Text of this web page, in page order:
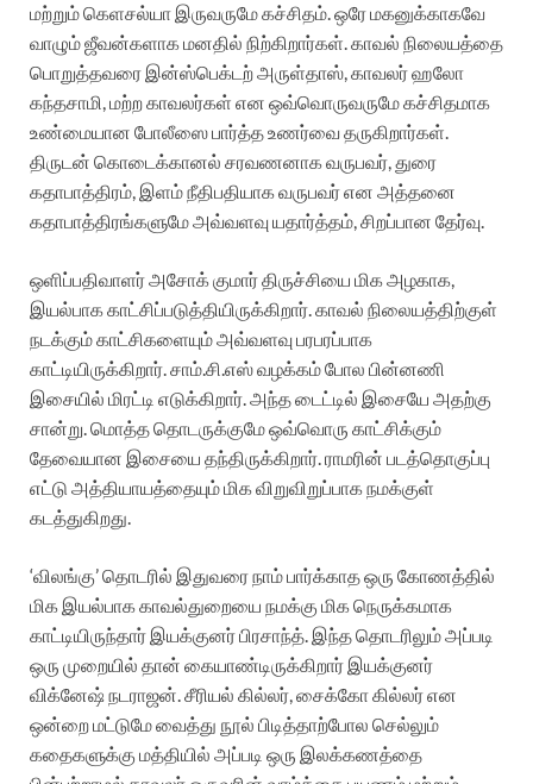
மற்றும் கெளசல்யா இருவருமே கச்சிதம். ஒரே மகனுக்காகவே
வாழும் ஜீவன்களாக மனதில் நிற்கிறார்கள். காவல் நிலையத்தை
பொறுத்தவரை இன்ஸ்பெக்டற் அருள்தாஸ், காவலர் ஹலோ
கந்தசாமி, மற்ற காவலர்கள் என ஒவ்வொருவருமே கச்சிதமாக
உண்மையான போலீஸை பார்த்த உணர்வை தருகிறார்கள்.
திருடன் கொடைக்கானல் சரவணனாக வருபவர், துரை
கதாபாத்திரம், இளம் நீதிபதியாக வருபவர் என அத்தனை
கதாபாத்திரங்களுமே அவ்வளவு யதார்த்தம், சிறப்பான தேர்வு.
ஒளிப்பதிவாளர் அசோக் குமார் திருச்சியை மிக அழகாக,
இயல்பாக காட்சிப்படுத்தியிருக்கிறார். காவல் நிலையத்திற்குள்
நடக்கும் காட்சிகளையும் அவ்வளவு பரபரப்பாக
காட்டியிருக்கிறார். சாம்.சி.எஸ் வழக்கம் போல பின்னணி
இசையில் மிரட்டி எடுக்கிறார். அந்த டைட்டில் இசையே அதற்கு
சான்று. மொத்த தொடருக்குமே ஒவ்வொரு காட்சிக்கும்
தேவையான இசையை தந்திருக்கிறார். ராமரின் படத்தொகுப்பு
எட்டு அத்தியாயத்தையும் மிக விறுவிறுப்பாக நமக்குள்
கடத்துகிறது.
‘விலங்கு’ தொடரில் இதுவரை நாம் பார்க்காத ஒரு கோணத்தில்
மிக இயல்பாக காவல்துறையை நமக்கு மிக நெருக்கமாக
காட்டியிருந்தார் இயக்குனர் பிரசாந்த். இந்த தொடரிலும் அப்படி
ஒரு முறையில் தான் கையாண்டிருக்கிறார் இயக்குனர்
விக்னேஷ் நடராஜன். சீரியல் கில்லர், சைக்கோ கில்லர் என
ஒன்றை மட்டுமே வைத்து நூல் பிடித்தாற்போல செல்லும்
கதைகளுக்கு மத்தியில் அப்படி ஒரு இலக்கணத்தை